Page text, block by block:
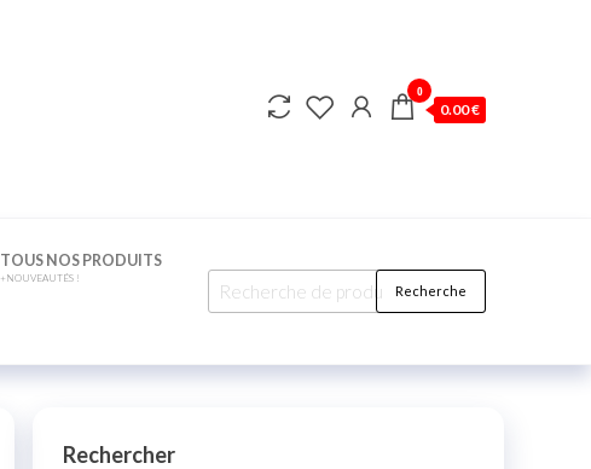
0
0.00 €
TOUS NOS PRODUITS
+NOUVEAUTÉS !
Recherche
Rechercher